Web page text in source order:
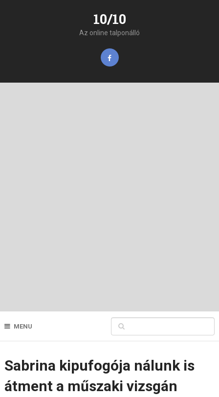
10/10
Az online talponálló
MENU
Sabrina kipufogója nálunk is
átment a műszaki vizsgán